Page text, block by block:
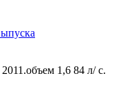
1,6 84 л/ с.